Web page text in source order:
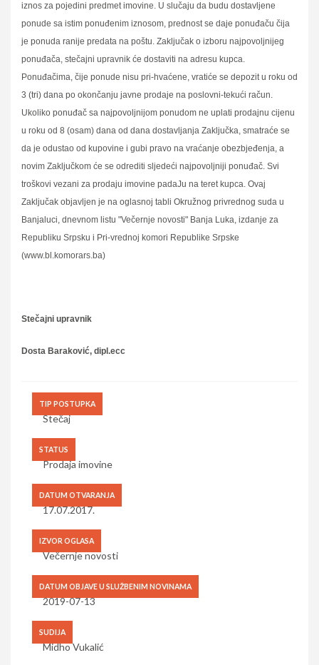
iznos za pojedini predmet imovine. U slučaju da budu dostavljene
ponude sa istim ponuđenim iznosom, prednost se daje ponuđaču čija
je ponuda ranije predata na poštu. Zaključak o izboru najpovoljnijeg
ponuđača, stečajni upravnik će dostaviti na adresu kupca.
Ponuđačima, čije ponude nisu pri-hvaćene, vratiće se depozit u roku od
3 (tri) dana po okončanju javne prodaje na poslovni-tekući račun.
Ukoliko ponuđač sa najpovoljnijom ponudom ne uplati prodajnu cijenu
u roku od 8 (osam) dana od dana dostavljanja Zaključka, smatraće se
da je odustao od kupovine i gubi pravo na vraćanje obezbjeđenja, a
novim Zaključkom će se odrediti sljedeći najpovoljniji ponuđač. Svi
troškovi vezani za prodaju imovine padaJu na teret kupca. Ovaj
Zaključak objavljen je na oglasnoj tabli Okružnog privrednog suda u
Banjaluci, dnevnom listu "Večernje novosti" Banja Luka, izdanje za
Republiku Srpsku i Pri-vrednoj komori Republike Srpske
(www.bl.komorars.ba)
Stečajni upravnik
Dosta Baraković, dipl.ecc
TIP POSTUPKA
Stečaj
STATUS
Prodaja imovine
DATUM OTVARANJA
17.07.2017.
IZVOR OGLASA
Večernje novosti
DATUM OBJAVE U SLUŽBENIM NOVINAMA
2019-07-13
SUDIJA
Midho Vukalić